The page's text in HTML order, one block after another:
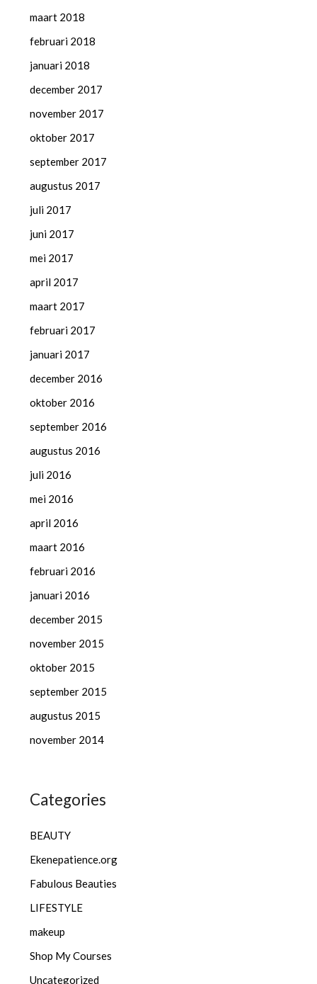
maart 2018
februari 2018
januari 2018
december 2017
november 2017
oktober 2017
september 2017
augustus 2017
juli 2017
juni 2017
mei 2017
april 2017
maart 2017
februari 2017
januari 2017
december 2016
oktober 2016
september 2016
augustus 2016
juli 2016
mei 2016
april 2016
maart 2016
februari 2016
januari 2016
december 2015
november 2015
oktober 2015
september 2015
augustus 2015
november 2014
Categories
BEAUTY
Ekenepatience.org
Fabulous Beauties
LIFESTYLE
makeup
Shop My Courses
Uncategorized